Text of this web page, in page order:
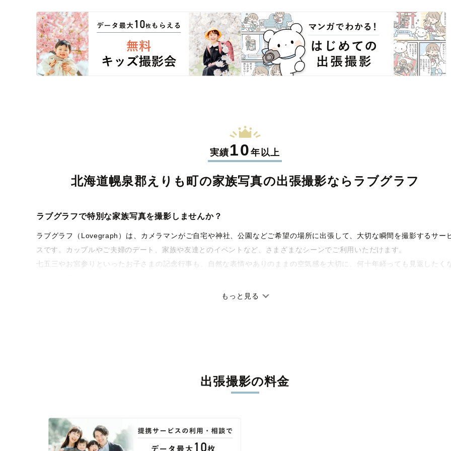
実績10年以上
北海道幌泉郡えりも町の家族写真の出張撮影なら ラブグラフ
ラブグラフで特別な家族写真を撮影しませんか？
ラブグラフ（Lovegraph）は、カメラマンがご自宅や神社、公園などご希望の場所に出張して、大切な瞬間を撮影するサー
スです。カップルやご夫婦のデート、家族や友達とのイベントなど、さまざまなシーンでご利用いただけます。
七五三やお宮参りといったお子さまの記念行事も、自然な表情やありのままの空気感を大切に、何十年経っても見返したく
撮影後は、独自の編集技術で写真の明るさや色合いを丁寧に調整。自然な雰囲気を残しつつも、おしゃれで洗練された仕上が
もっと見る
出張撮影の料金